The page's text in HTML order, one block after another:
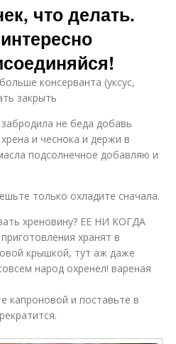
что делать.
консерванта (уксус,
закрыть
не беда добавь
и чеснока и держи в
подсолнечное добавляю и
только охладите сначала.
хреновину? ЕЕ НИ КОГДА
хранят в
крышкой, тут аж даже
народ охренел! вареная
капроновой и поставьте в